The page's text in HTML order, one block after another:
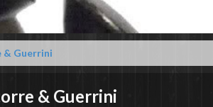
& Guerrini
& Guerrini